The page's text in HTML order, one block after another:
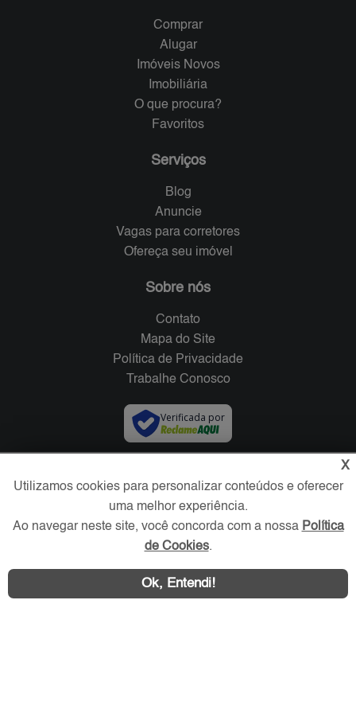
Comprar
Alugar
Imóveis Novos
Imobiliária
O que procura?
Favoritos
Serviços
Blog
Anuncie
Vagas para corretores
Ofereça seu imóvel
Sobre nós
Contato
Mapa do Site
Política de Privacidade
Trabalhe Conosco
Verificada por
X
Utilizamos cookies para personalizar conteúdos e oferecer
uma melhor experiência.
Ao navegar neste site, você concorda com a nossa Política
de Cookies.
Ok, Entendi!